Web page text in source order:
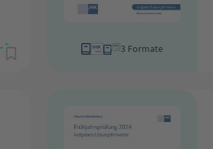
3 Formate